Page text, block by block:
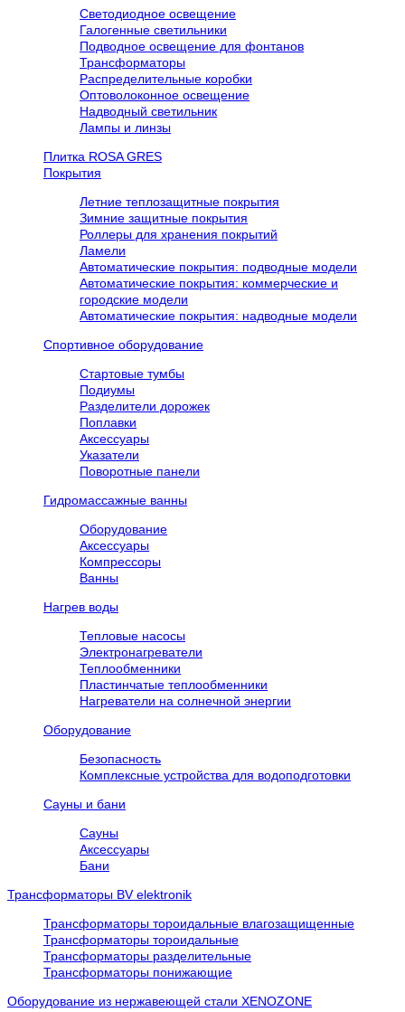
Светодиодное освещение
Галогенные светильники
Подводное освещение для фонтанов
Трансформаторы
Распределительные коробки
Оптоволоконное освещение
Надводный светильник
Лампы и линзы
Плитка ROSA GRES
Покрытия
Летние теплозащитные покрытия
Зимние защитные покрытия
Роллеры для хранения покрытий
Ламели
Автоматические покрытия: подводные модели
Автоматические покрытия: коммерческие и
городские модели
Автоматические покрытия: надводные модели
Спортивное оборудование
Стартовые тумбы
Подиумы
Разделители дорожек
Поплавки
Аксессуары
Указатели
Поворотные панели
Гидромассажные ванны
Оборудование
Аксессуары
Компрессоры
Ванны
Нагрев воды
Тепловые насосы
Электронагреватели
Теплообменники
Пластинчатые теплообменники
Нагреватели на солнечной энергии
Оборудование
Безопасность
Комплексные устройства для водоподготовки
Сауны и бани
Сауны
Аксессуары
Бани
Трансформаторы BV elektronik
Трансформаторы тороидальные влагозащищенные
Трансформаторы тороидальные
Трансформаторы разделительные
Трансформаторы понижающие
Оборудование из нержавеющей стали XENOZONE